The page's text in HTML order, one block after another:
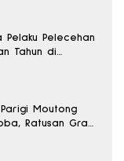
Pelaku Pelecehan
Tahun di
Moutong
Ratusan Gram